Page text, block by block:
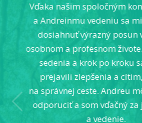
Vďaka našim spoločným
a Andreinmu vedeniu sa mi
dosiahnuť výrazný posun v
osobnom a profesnom živote.
sedenia a krok po kroku sa
prejavili zlepšenia a cítim,
na správnej ceste. Andreu
odporuciť a som vďačný za jej
a vedenie.